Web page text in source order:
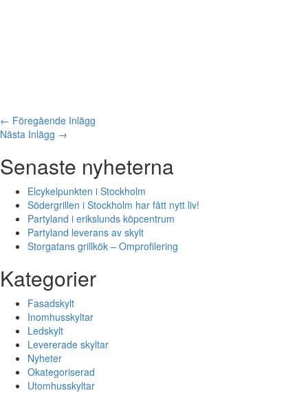
← Föregående Inlägg
Nästa Inlägg →
Senaste nyheterna
Elcykelpunkten i Stockholm
Södergrillen i Stockholm har fått nytt liv!
Partyland i erikslunds köpcentrum
Partyland leverans av skylt
Storgatans grillkök – Omprofilering
Kategorier
Fasadskylt
Inomhusskyltar
Ledskylt
Levererade skyltar
Nyheter
Okategoriserad
Utomhusskyltar